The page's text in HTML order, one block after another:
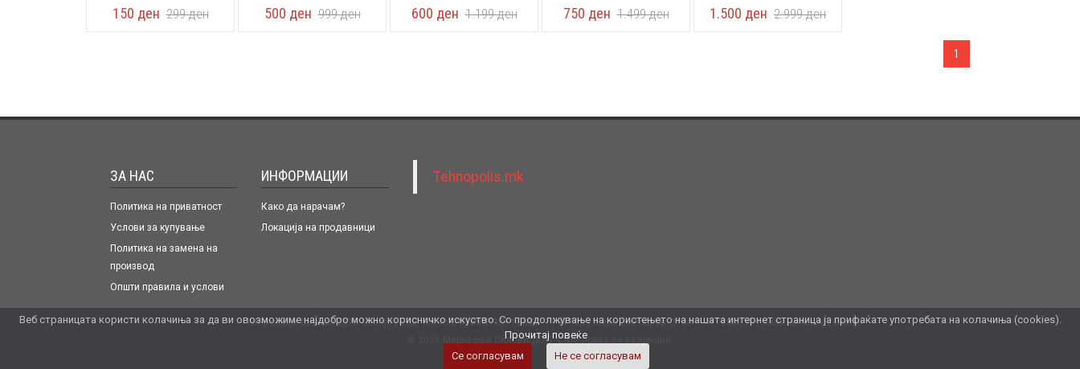
150 ден 299ден 500 ден 999ден 600 ден 1.199ден 750 ден 1.499ден 1.500 ден 2.999ден
1
ЗА НАС
Политика на приватност
Услови за купување
Политика на замена на
производ
Општи правила и услови
ИНФОРМАЦИИ
Како да нарачам?
Локација на продавници
Tehnopolis.mk
Меркадо и Синови ДОО Скопје ЕДБ: MK4057016533951 ЕМБГ: 7147708 Жиро сметка бр. 270071477080139
Халк Банка АД Скопје
© 2026 Меркадо и Синови ДОО. Сите права се задржани.
Веб страницата користи колачиња за да ви овозможиме најдобро можно корисничко искуство. Со продолжување на користењето на нашата интернет страница ја прифаќате употребата на колачиња (cookies).
Прочитај повеќе
Се согласувам
Не се согласувам